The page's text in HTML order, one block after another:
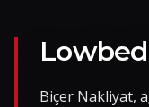
Nakliye Yük İlanları
Lowbed
Biçer Nakliyat,